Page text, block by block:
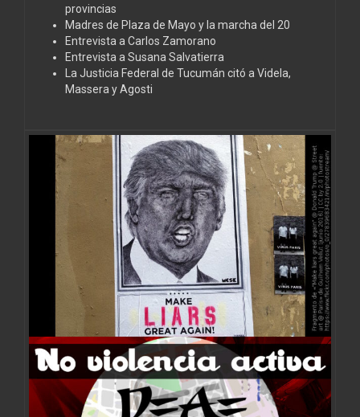
provincias
Madres de Plaza de Mayo y la marcha del 20
Entrevista a Carlos Zamorano
Entrevista a Susana Salvatierra
La Justicia Federal de Tucumán citó a Videla,
Massera y Agosti